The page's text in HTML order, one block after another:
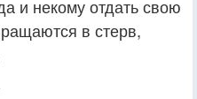
и некому отдать свою
в стерв,